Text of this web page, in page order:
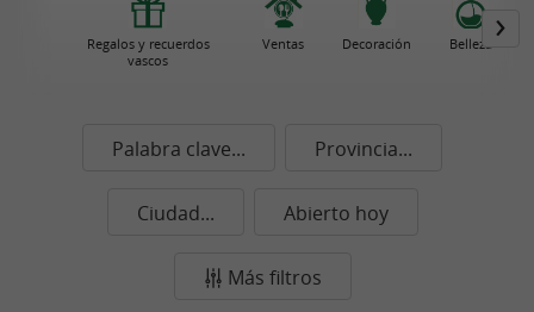
Regalos y recuerdos
vascos
Ventas Decoración Belleza
Palabra clave... Provincia...
Ciudad... Abierto hoy
Más filtros